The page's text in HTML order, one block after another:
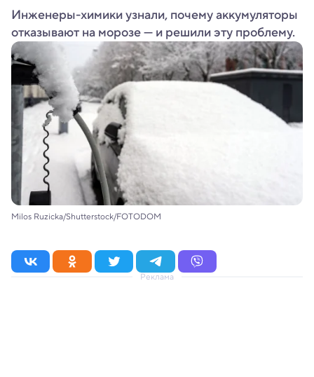
Инженеры-химики узнали, почему аккумуляторы
отказывают на морозе — и решили эту проблему.
Milos Ruzicka/Shutterstock/FOTODOM
Реклама